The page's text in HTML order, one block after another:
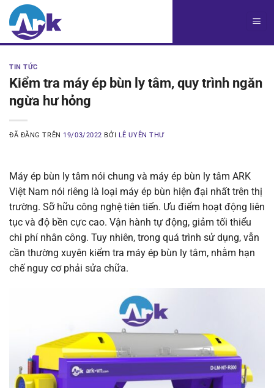
Chuyển
đến
TIN TỨC
Kiểm tra máy ép bùn ly tâm, quy trình ngăn
ngừa hư hỏng
ĐÃ ĐĂNG TRÊN 19/03/2022 BỞI LÊ UYÊN THƯ
Máy ép bùn ly tâm nói chung và máy ép bùn ly tâm ARK
Việt Nam nói riêng là loại máy ép bùn hiện đại nhất trên thị
trường. Sỡ hữu công nghệ tiên tiến. Ưu điểm hoạt động liên
tục và độ bền cực cao. Vận hành tự động, giảm tối thiểu
chi phí nhân công. Tuy nhiên, trong quá trình sử dụng, vẫn
cần thường xuyên kiểm tra máy ép bùn ly tâm, nhằm hạn
chế nguy cơ phải sửa chữa.